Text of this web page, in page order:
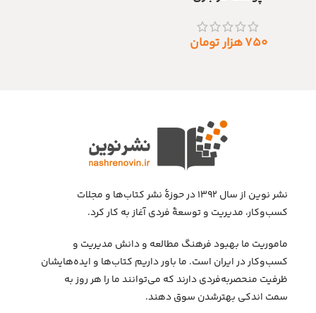
۷۵۰هزار تومان
نشر نوین از سال ۱۳۹۲ در حوزهٔ نشر کتاب‌ها و مجلات
کسب‌وکار، مدیریت و توسعهٔ فردی آغاز به کار کرد.
ماموریت ما بهبود فرهنگ مطالعه و دانش مدیریت و
کسب‌وکار در ایران است. ما باور داریم کتاب‌ها و ایده‌هایشان
ظرفیت منحصربه‌فردی دارند که می‌توانند ما را هر روز به
سمت اندکی بهتر‌شدن سوق دهند.